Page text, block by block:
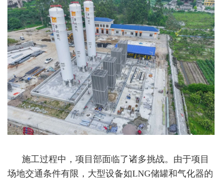
施工过程中，项目部面临了诸多挑战。由于项目
场地交通条件有限，大型设备如LNG储罐和气化器的